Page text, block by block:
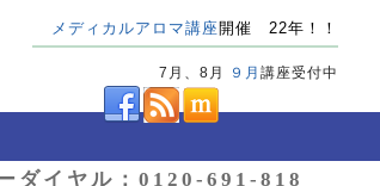
メディカルアロマ講座開催 22年！！
7月、8月 ９月 講座受付中
イヤル：0120-691-818